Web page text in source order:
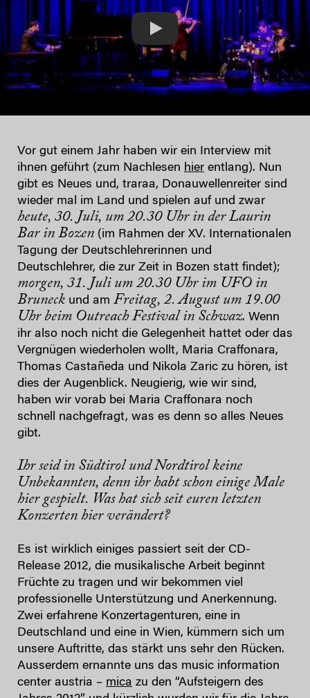
Vor gut einem Jahr haben wir ein Interview mit
ihnen geführt (zum Nachlesen hier entlang). Nun
gibt es Neues und, traraa, Donauwellenreiter sind
wieder mal im Land und spielen auf und zwar
heute, 30. Juli, um 20.30 Uhr in der Laurin
Bar in Bozen (im Rahmen der XV. Internationalen
Tagung der Deutschlehrerinnen und
Deutschlehrer, die zur Zeit in Bozen statt findet);
morgen, 31. Juli um 20.30 Uhr im UFO in
Bruneck und am Freitag, 2. August um 19.00
Uhr beim Outreach Festival in Schwaz. Wenn
ihr also noch nicht die Gelegenheit hattet oder das
Vergnügen wiederholen wollt, Maria Craffonara,
Thomas Castañeda und Nikola Zaric zu hören, ist
dies der Augenblick. Neugierig, wie wir sind,
haben wir vorab bei Maria Craffonara noch
schnell nachgefragt, was es denn so alles Neues
gibt.
Ihr seid in Südtirol und Nordtirol keine
Unbekannten, denn ihr habt schon einige Male
hier gespielt. Was hat sich seit euren letzten
Konzerten hier verändert?
Es ist wirklich einiges passiert seit der CD-
Release 2012, die musikalische Arbeit beginnt
Früchte zu tragen und wir bekommen viel
professionelle Unterstützung und Anerkennung.
Zwei erfahrene Konzertagenturen, eine in
Deutschland und eine in Wien, kümmern sich um
unsere Auftritte, das stärkt uns sehr den Rücken.
Ausserdem ernannte uns das music information
center austria – mica zu den “Aufsteigern des